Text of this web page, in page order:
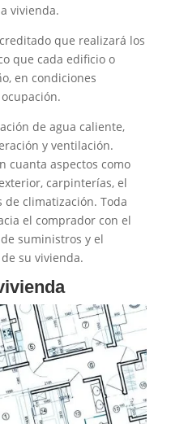
vivienda.
que realizará los
que cada edificio o
en condiciones
de agua caliente,
y ventilación.
cuanta aspectos como
carpinterías, el
de climatización. Toda
el comprador con el
suministros y el
su vivienda.